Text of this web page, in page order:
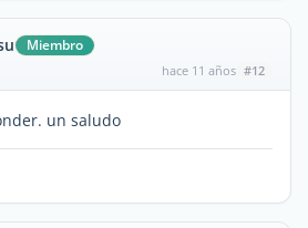
Miembro
hace 11 años #12
un saludo